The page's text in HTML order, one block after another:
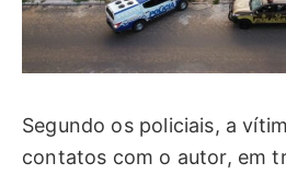
Segundo os policiais, a
contatos com o autor, em